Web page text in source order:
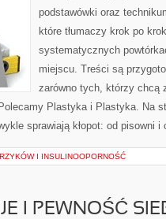
podstawówki oraz
które tłumaczy krok po
systematycznych
miejscu. Treści są
zarówno tych, którzy chcą
Plastyka i Plastyka. Na
sprawiają kłopot: od pisowni
I INSULINOOPORNOŚĆ
I PEWNOŚĆ